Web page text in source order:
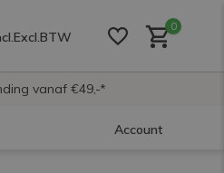
Excl.BTW
0
vanaf €49,-*
Account